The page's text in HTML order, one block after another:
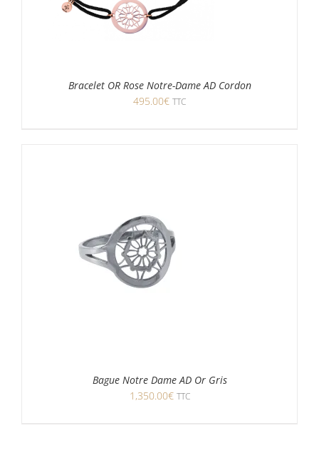
Bracelet OR Rose Notre-Dame AD Cordon
495.00€ TTC
Bague Notre Dame AD Or Gris
1,350.00€ TTC